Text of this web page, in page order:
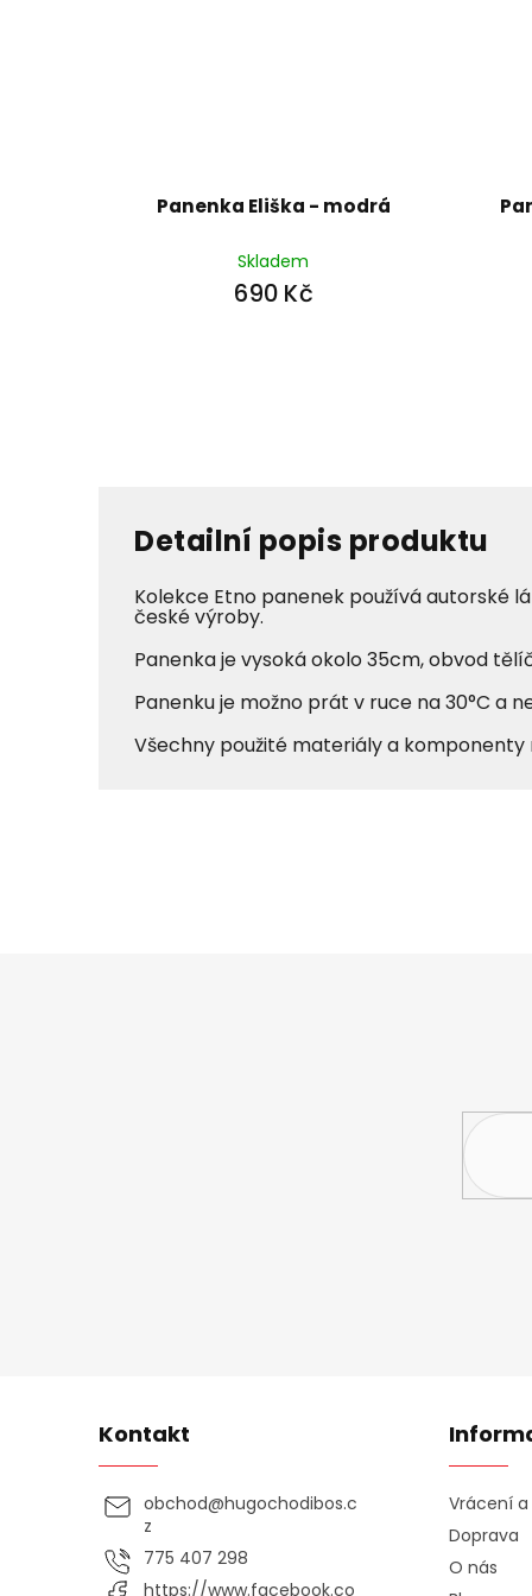
Panenka Eliška - modrá
Skladem
690 Kč
Detailní popis produktu
Kolekce Etno panenek používá autorské
české výroby.
Panenka je vysoká okolo 35cm, obvod
Panenku je možno prát v ruce na 30°C a
Všechny použité materiály a
Kontakt
obchod@hugochodibos.c
z
775 407 298
https://www.facebook.co
Vrácení
Doprava
O nás